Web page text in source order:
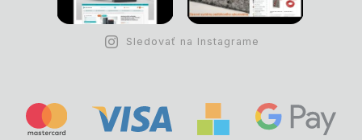
Sledovať na Instagrame